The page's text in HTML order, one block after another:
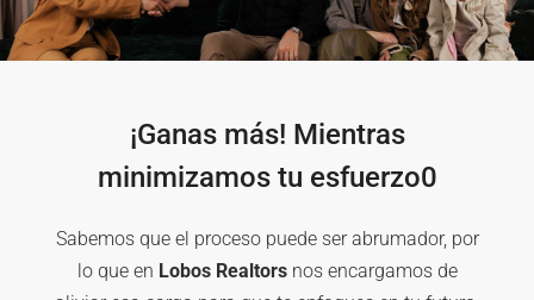
¡Ganas más! Mientras
minimizamos tu esfuerzo0
Sabemos que el proceso puede ser abrumador, por
lo que en Lobos Realtorsnos encargamos de